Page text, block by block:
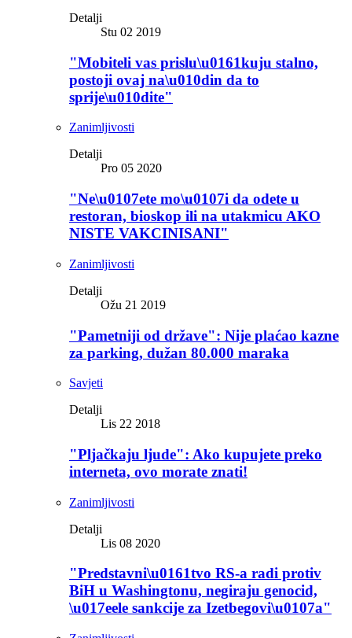
Detalji
Stu 02 2019
"Mobiteli vas prislu\u0161kuju stalno,
postoji ovaj na\u010din da to
sprije\u010dite"
Zanimljivosti
Detalji
Pro 05 2020
"Ne\u0107ete mo\u0107i da odete u
restoran, bioskop ili na utakmicu AKO
NISTE VAKCINISANI"
Zanimljivosti
Detalji
Ožu 21 2019
"Pametniji od države": Nije plaćao kazne
za parking, dužan 80.000 maraka
Savjeti
Detalji
Lis 22 2018
"Pljačkaju ljude": Ako kupujete preko
interneta, ovo morate znati!
Zanimljivosti
Detalji
Lis 08 2020
"Predstavni\u0161tvo RS-a radi protiv
BiH u Washingtonu, negiraju genocid,
\u017eele sankcije za Izetbegovi\u0107a"